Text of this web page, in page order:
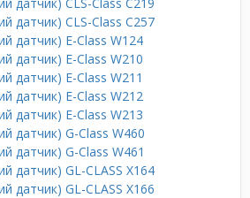
датчик) CLS-Class C257
датчик) E-Class W124
датчик) E-Class W210
датчик) E-Class W211
датчик) E-Class W212
датчик) E-Class W213
датчик) G-Class W460
датчик) G-Class W461
датчик) GL-CLASS X164
датчик) GL-CLASS X166